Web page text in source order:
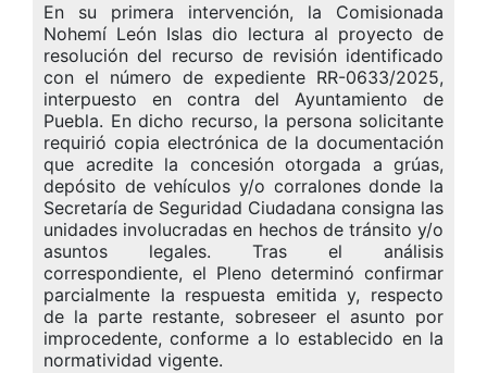
En su primera intervención, la Comisionada
Nohemí León Islas dio lectura al proyecto de
resolución del recurso de revisión identificado
con el número de expediente RR-0633/2025,
interpuesto en contra del Ayuntamiento de
Puebla. En dicho recurso, la persona solicitante
requirió copia electrónica de la documentación
que acredite la concesión otorgada a grúas,
depósito de vehículos y/o corralones donde la
Secretaría de Seguridad Ciudadana consigna las
unidades involucradas en hechos de tránsito y/o
asuntos legales. Tras el análisis
correspondiente, el Pleno determinó confirmar
parcialmente la respuesta emitida y, respecto
de la parte restante, sobreseer el asunto por
improcedente, conforme a lo establecido en la
normatividad vigente.